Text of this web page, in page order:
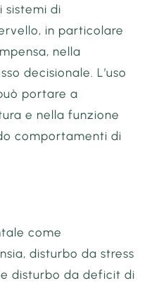
sistemi di
in particolare
nella
decisionale. L’uso
portare a
e nella funzione
comportamenti di
come
disturbo da stress
disturbo da deficit di